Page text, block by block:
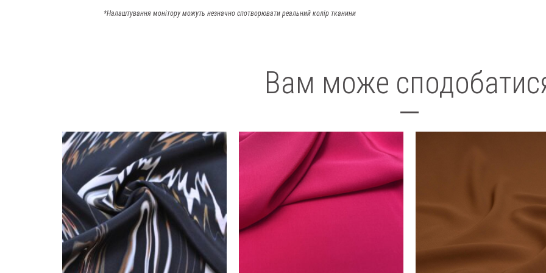
*Налаштування монітору можуть незначно спотворювати реальний колір тканини
Вам може